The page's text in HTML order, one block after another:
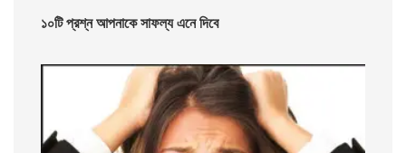
১০টি প্রশ্ন আপনাকে সাফল্য এনে দিবে